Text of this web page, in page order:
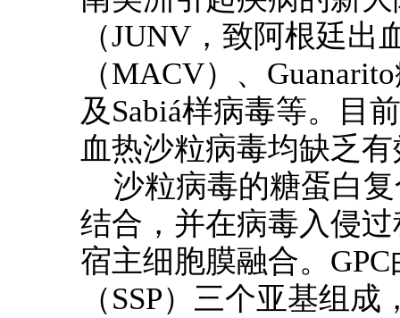
（JUNV，致阿根廷出
（MACV）、
及Sabiá样病毒等。目
血热沙粒病毒均缺乏
沙粒病毒的糖蛋白
结合，并在病毒入侵
宿主细胞膜融合。
（SSP）三个亚基组